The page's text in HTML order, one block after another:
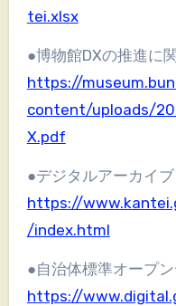
tei.xlsx
●博物館DXの推進に
https://
content/uploads/
X.pdf
●デジタルアーカイ
https://
/index.html
●自治体標準オープ
https://